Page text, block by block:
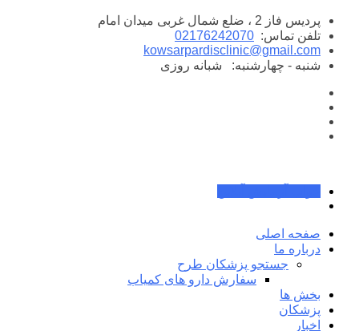
پرش
محتوا
پردیس فاز 2 ، ضلع شمال غربی میدان امام
تلفن تماس: 02176242070
kowsarpardisclinic@gmail.com
شنبه - چهارشنبه:
شبانه روزی
صفحه اصلی
درباره ما
جستجو پزشکان طرح
سفارش دارو های کمیاب
بخش ها
پزشکان
اخبار